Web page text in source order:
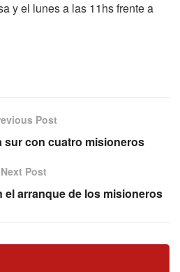
y el lunes a las 11hs frente a
Post
sur con cuatro misioneros
Next Post
el arranque de los misioneros